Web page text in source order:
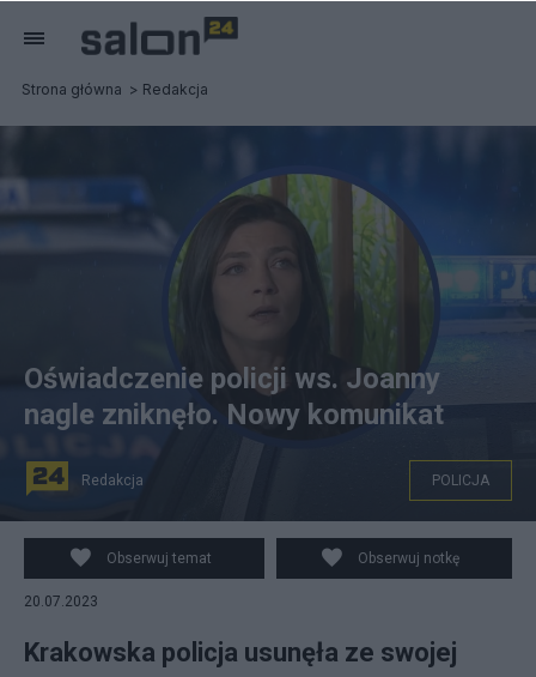
Strona główna Redakcja
Oświadczenie policji ws. pani Joanny nagle zniknęło ze
strony. Fot. PAP/Darek Delmanowicz/TVN24/Canva
Oświadczenie policji ws. Joanny
nagle zniknęło. Nowy komunikat
Redakcja POLICJA
Obserwuj temat Obserwuj notkę
20.07.2023
Krakowska policja usunęła ze swojej